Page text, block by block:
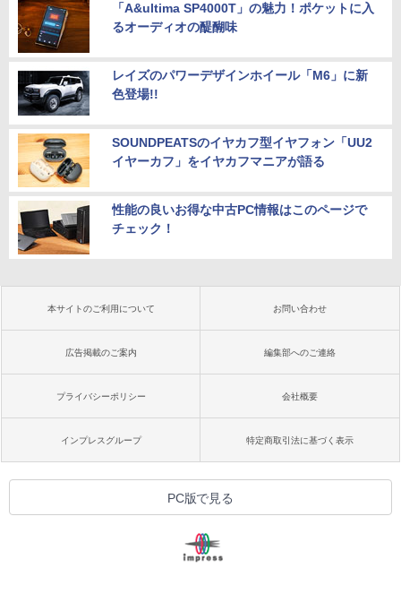
「A&ultima SP4000T」の魅力！ポケットに入
るオーディオの醍醐味
レイズのパワーデザインホイール「M6」に新
色登場!!
SOUNDPEATSのイヤカフ型イヤフォン「UU2
イヤーカフ」をイヤカフマニアが語る
性能の良いお得な中古PC情報はこのページで
チェック！
本サイトのご利用について お問い合わせ
広告掲載のご案内 編集部へのご連絡
プライバシーポリシー 会社概要
インプレスグループ 特定商取引法に基づく表示
PC版で見る